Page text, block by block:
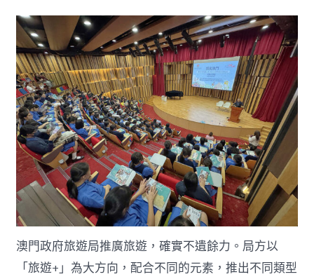
澳門政府旅遊局推廣旅遊，確實不遺餘力。局方以
「旅遊+」為大方向，配合不同的元素，推出不同類型